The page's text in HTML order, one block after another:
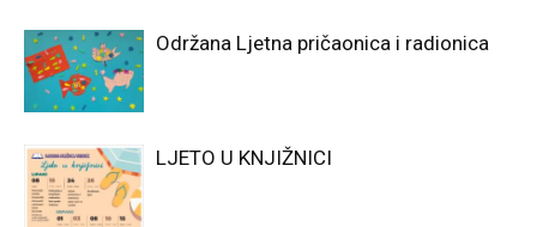
Održana Ljetna pričaonica i radionica
LJETO U KNJIŽNICI